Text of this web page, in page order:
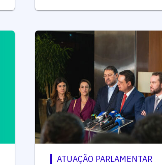
ATUAÇÃO PARLAMENTAR